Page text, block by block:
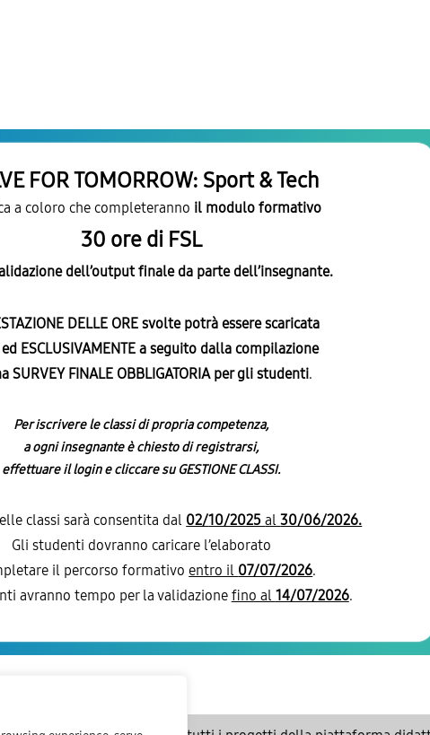
FOR TOMORROW: Sport & Tech
a coloro che completeranno il modulo formativo
30 ore di FSL
dell’output finale da parte dell’insegnante.
DELLE ORE svolte potrà essere scaricata
ESCLUSIVAMENTE a seguito dalla compilazione
SURVEY FINALE OBBLIGATORIA per gli studenti.
Per iscrivere le classi di propria competenza,
a ogni insegnante è chiesto di registrarsi,
effettuare il login e cliccare su GESTIONE CLASSI.
classi sarà consentita dal 02/10/2025al30/06/2026.
Gli studenti dovranno caricare l’elaborato
il percorso formativoentro il 07/07/2026.
avranno tempo per la validazione fino al 14/07/2026.